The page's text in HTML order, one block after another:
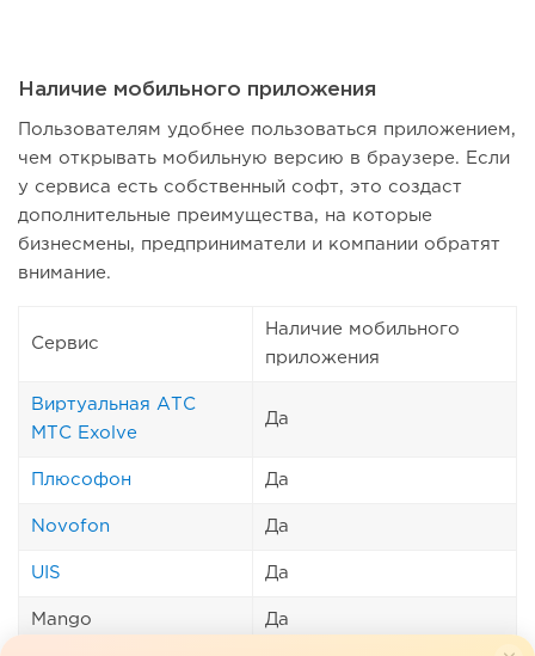
Наличие мобильного приложения
Пользователям удобнее пользоваться приложением,
чем открывать мобильную версию в браузере. Если
у сервиса есть собственный софт, это создаст
дополнительные преимущества, на которые
бизнесмены, предприниматели и компании обратят
внимание.
Сервис
Наличие мобильного
приложения
Виртуальная АТС
МТС Exolve
Да
Плюсофон Да
Novofon Да
UIS Да
Mango Да